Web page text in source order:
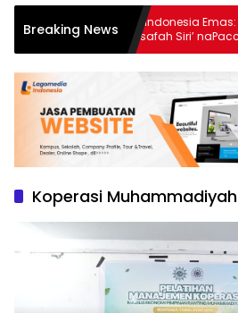
Breaking News
Daulat Moral Menuju Indonesia Emas:
Menakar Urgensi Falsafah Siri’ naPacce
di Tengah Ancaman Kleptokrasi
Koperasi Muhammadiyah